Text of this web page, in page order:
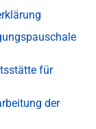
für
der